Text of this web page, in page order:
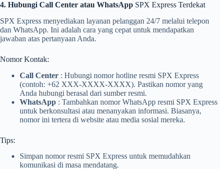
4. Hubungi Call Center atau WhatsApp SPX Express Terdekat
SPX Express menyediakan layanan pelanggan 24/7 melalui telepon
dan WhatsApp. Ini adalah cara yang cepat untuk mendapatkan
jawaban atas pertanyaan Anda.
Nomor Kontak:
Call Center : Hubungi nomor hotline resmi SPX Express
(contoh: +62 XXX-XXXX-XXXX). Pastikan nomor yang
Anda hubungi berasal dari sumber resmi.
WhatsApp : Tambahkan nomor WhatsApp resmi SPX Express
untuk berkonsultasi atau menanyakan informasi. Biasanya,
nomor ini tertera di website atau media sosial mereka.
Tips:
Simpan nomor resmi SPX Express untuk memudahkan
komunikasi di masa mendatang.